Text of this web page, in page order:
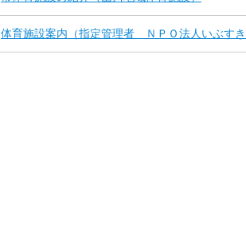
体育施設案内（指定管理者 ＮＰＯ法人いぶすき